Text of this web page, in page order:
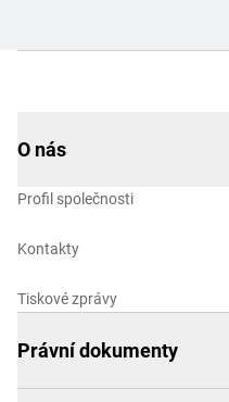
O nás
Profil společnosti
Kontakty
Tiskové zprávy
Právní dokumenty